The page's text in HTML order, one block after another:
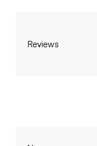
Reviews